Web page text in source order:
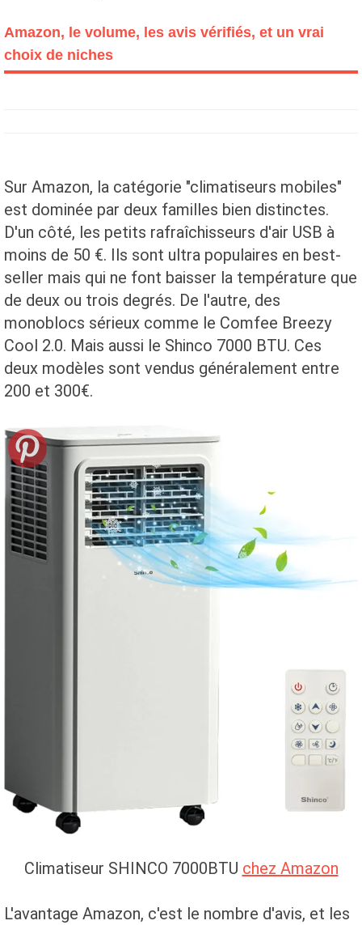
Amazon, le volume, les avis vérifiés, et un vrai
choix de niches
Sur Amazon, la catégorie "climatiseurs mobiles"
est dominée par deux familles bien distinctes.
D'un côté, les petits rafraîchisseurs d'air USB à
moins de 50 €. Ils sont ultra populaires en best-
seller mais qui ne font baisser la température que
de deux ou trois degrés. De l'autre, des
monoblocs sérieux comme le Comfee Breezy
Cool 2.0. Mais aussi le Shinco 7000 BTU. Ces
deux modèles sont vendus généralement entre
200 et 300€.
Climatiseur SHINCO 7000BTU chez Amazon
L'avantage Amazon, c'est le nombre d'avis, et les